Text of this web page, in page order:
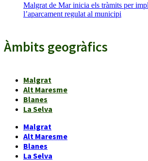
Malgrat de Mar inicia els tràmits per
l’aparcament regulat al municipi
Àmbits geogràfics
Malgrat
Alt Maresme
Blanes
La Selva
Malgrat
Alt Maresme
Blanes
La Selva